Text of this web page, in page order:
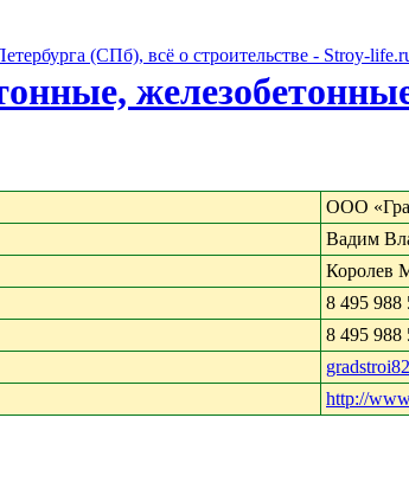
(СПб), всё о строительстве - Stroy-
ООО
Вадим
Королев
8 495 988
8 495 988
http://